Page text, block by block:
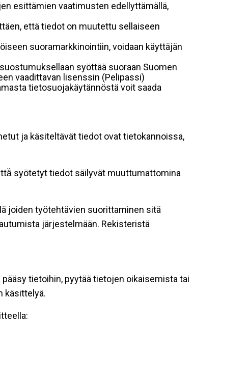
esittämien vaatimusten edellyttämällä,
että tiedot on muutettu sellaiseen
suoramarkkinointiin, voidaan käyttäjän
syöttää suoraan Suomen
vaadittavan lisenssin (Pelipassi)
tietosuojakäytännöstä voit saada
ja käsiteltävät tiedot ovat tietokannoissa,
syötetyt tiedot säilyvät muuttumattomina
joiden työtehtävien suorittaminen sitä
järjestelmään. Rekisteristä
tietoihin, pyytää tietojen oikaisemista tai
käsittelyä.